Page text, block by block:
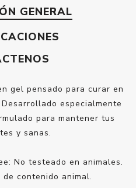
GENERAL
gel pensado para curar en
especialmente
para mantener tus
y sanas.
No testeado en animales.
contenido animal.